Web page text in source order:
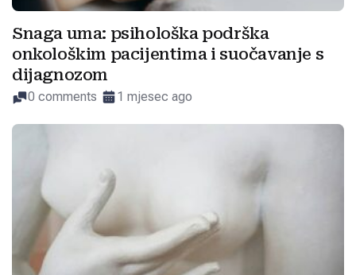
Snaga uma: psihološka podrška
onkološkim pacijentima i suočavanje s
dijagnozom
0 comments 1 mjesec ago